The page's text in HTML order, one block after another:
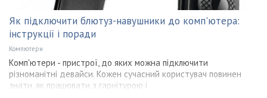
Як підключити блютуз-навушники до комп'ютера:
інструкції і поради
Компютери
Комп'ютери - пристрої, до яких можна підключити
різноманітні девайси. Кожен сучасний користувач повинен
знати, як працювати з гарнітурою і